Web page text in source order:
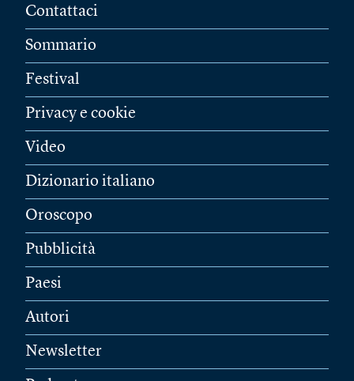
Contattaci
Sommario
Festival
Privacy e cookie
Video
Dizionario italiano
Oroscopo
Pubblicità
Paesi
Autori
Newsletter